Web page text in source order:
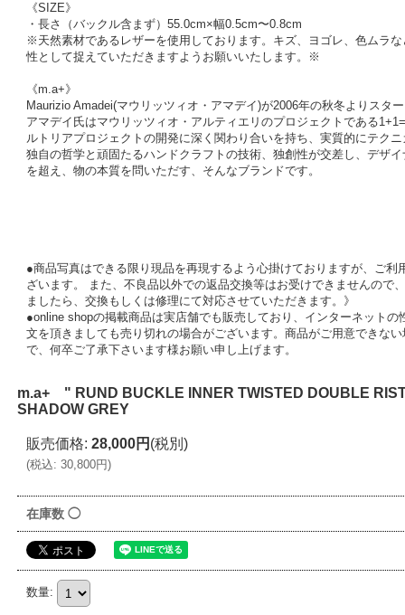
《SIZE》
・長さ（バックル含まず）55.0cm×幅0.5cm〜0.8cm
※天然素材であるレザーを使用しております。キズ、ヨゴレ、色ムラ
性として捉えていただきますようお願いいたします。※
《m.a+》
Maurizio Amadei(マウリッツィオ・アマデイ)が2006年の秋冬よりスタ
アマデイ氏はマウリッツィオ・アルティエリのプロジェクトである
ルトリアプロジェクトの開発に深く関わり合いを持ち、実質的にテク
独自の哲学と頑固たるハンドクラフトの技術、独創性が交差し、デザ
を超え、物の本質を問いただす、そんなブランドです。
●商品写真はできる限り現品を再現するよう心掛けておりますが、ご
ざいます。 また、不良品以外での返品交換等はお受けできませんので
ましたら、交換もしくは修理にて対応させていただきます。》
●online shopの掲載商品は実店舗でも販売しており、インターネット
文を頂きましても売り切れの場合がございます。商品がご用意できな
で、何卒ご了承下さいます様お願い申し上げます。
m.a+ " RUND BUCKLE INNER TWISTED DOUBLE
SHADOW GREY
販売価格: 28,000円 (税別)
(税込: 30,800円)
在庫数 ◯
数量: